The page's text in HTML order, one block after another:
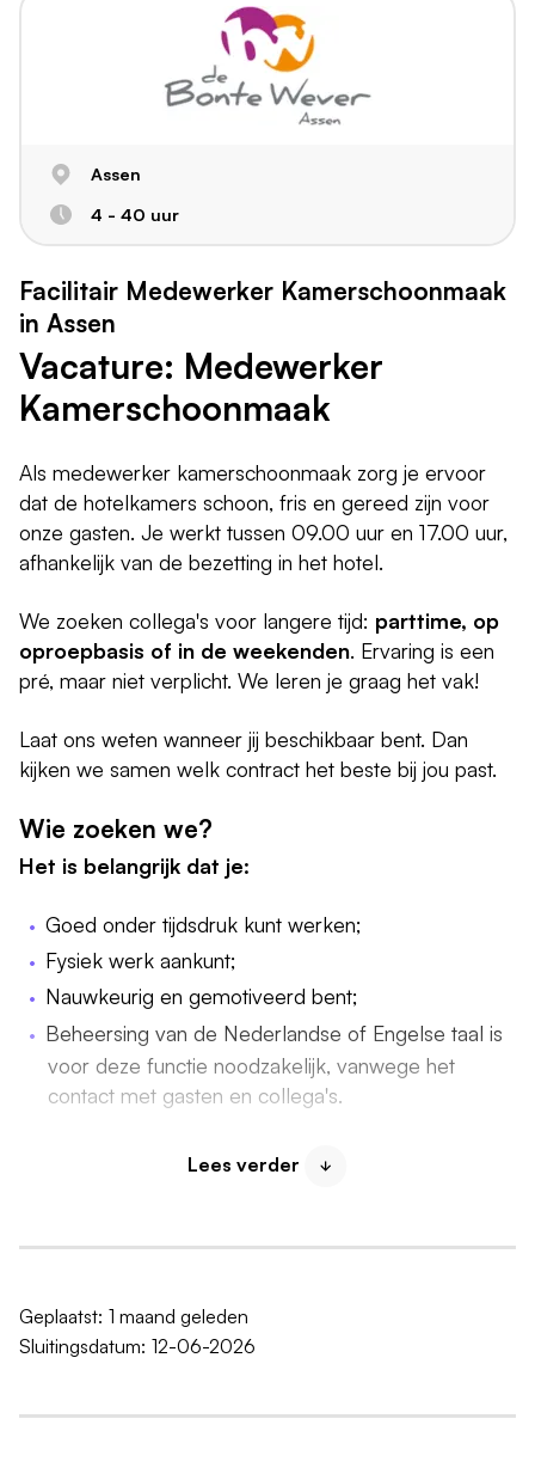
Assen
4 - 40 uur
Facilitair Medewerker Kamerschoonmaak
in Assen
Vacature: Medewerker
Kamerschoonmaak
Als medewerker kamerschoonmaak zorg je ervoor
dat de hotelkamers schoon, fris en gereed zijn voor
onze gasten. Je werkt tussen 09.00 uur en 17.00 uur,
afhankelijk van de bezetting in het hotel.
We zoeken collega's voor langere tijd: parttime, op
oproepbasis of in de weekenden. Ervaring is een
pré, maar niet verplicht. We leren je graag het vak!
Laat ons weten wanneer jij beschikbaar bent. Dan
kijken we samen welk contract het beste bij jou past.
Wie zoeken we?
Het is belangrijk dat je:
Goed onder tijdsdruk kunt werken;
Fysiek werk aankunt;
Nauwkeurig en gemotiveerd bent;
Beheersing van de Nederlandse of Engelse taal is
voor deze functie noodzakelijk, vanwege het
contact met gasten en collega's.
Wat bieden wij jou?
Inschaling en beloning conform Horeca Cao
Lees verder
Geplaatst: 1 maand geleden
Sluitingsdatum: 12-06-2026